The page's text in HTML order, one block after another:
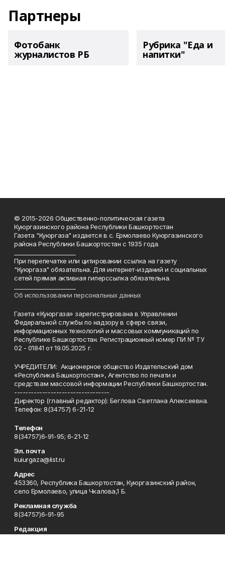
Партнеры
Фотобанк
журналистов РБ
Рубрика "Еда и
напитки"
© 2015-2026 Общественно-политическая газета
Куюргазинского района Республики Башкортостан
Газета "Куюргаза" издается в с. Ермолаево Куюргазинского
района Республики Башкортостан с 1935 года.
При перепечатке или цитировании ссылка на газету
"Куюргаза" обязательна. Для интернет-изданий и социальных
сетей прямая активная гиперссылка обязательна.
Об использовании персональных данных
Газета «Куюргаза» зарегистрирована в Управлении
Федеральной службы по надзору в сфере связи,
информационных технологий и массовых коммуникаций по
Республике Башкортостан. Регистрационный номер ПИ № ТУ
02 - 01841 от 19.05.2025 г.
УЧРЕДИТЕЛИ: Акционерное общество Издательский дом
«Республика Башкортостан», Агентство по печати и
средствам массовой информации Республики Башкортостан.
----------------------------------
Директор (главный редактор): Беглова Светлана Алексеевна.
Телефон: 8(34757) 6-21-12
Телефон
8(34757)6-91-95; 6-21-12
Эл. почта
kuiurgaza@list.ru
Адрес
453360, Республика Башкортостан, Куюргазинский район,
село Ермолаево, улица Чкалова,1 Б.
Рекламная служба
8(34757)6-91-95
Редакция